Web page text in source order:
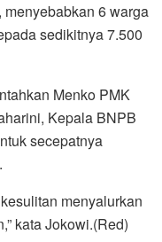
6 warga
sedikitnya 7.500
Menko PMK
Kepala BNPB
secepatnya
menyalurkan
kata Jokowi.(Red)